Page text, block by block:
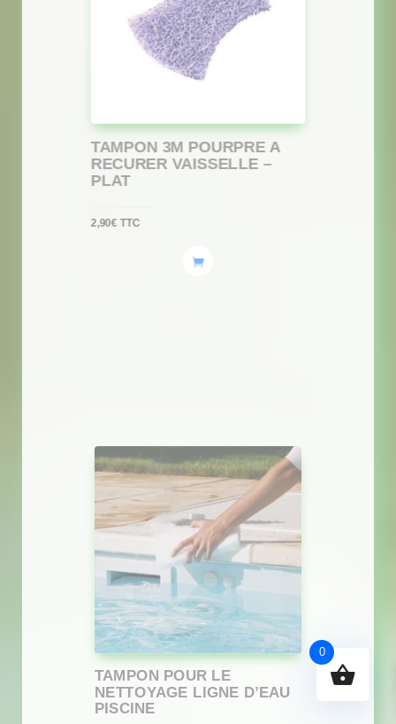
TAMPON 3M POURPRE A
RECURER VAISSELLE –
PLAT
2,90€ TTC
TAMPON POUR LE
NETTOYAGE LIGNE D’EAU
PISCINE
0